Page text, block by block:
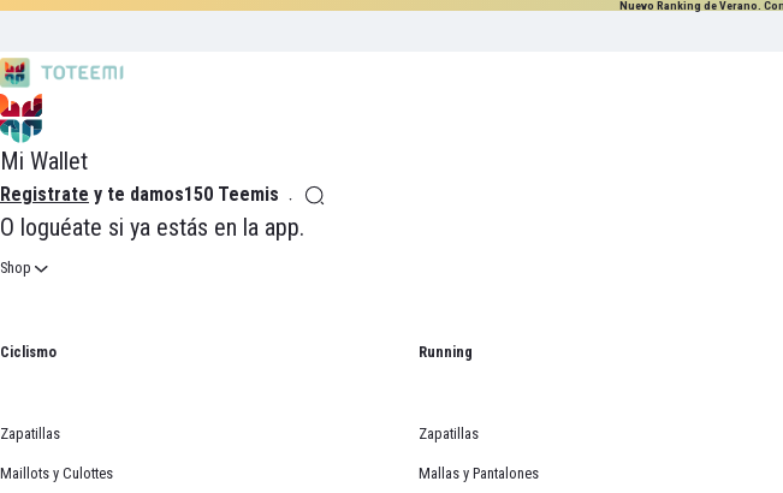
Nuevo Ranking de Verano.
Mi Wallet
Registrate y te damos150 Teemis
O loguéate si ya estás en la app.
Shop
Ciclismo
Zapatillas
Maillots y Culottes
Running
Zapatillas
Mallas y Pantalones